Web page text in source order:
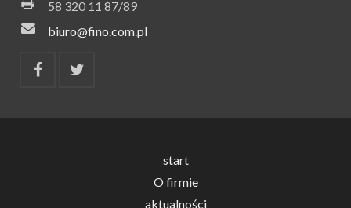
58 320 11 87/89
biuro@fino.com.pl
start
O firmie
aktualności